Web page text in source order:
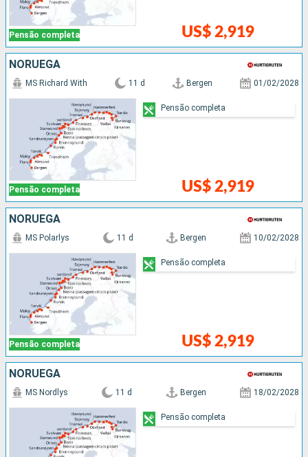
Pensão completa US$ 2,919
NORUEGA
Pensão completa
MS Richard With 11 d Bergen 01/02/2028
US$ 2,919
Pensão completa
NORUEGA
Pensão completa
MS Polarlys 11 d Bergen 10/02/2028
US$ 2,919
Pensão completa
NORUEGA
MS Nordlys 11 d Bergen 18/02/2028
Pensão completa